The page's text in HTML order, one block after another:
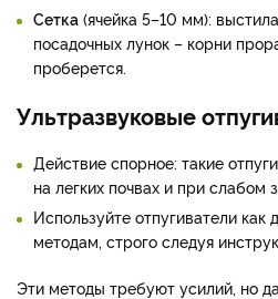
Сетка (ячейка 5–10 мм):
посадочных лунок – корни
проберется.
Ультразвуковые
Действие спорное: такие
на легких почвах и при слабом
Используйте отпугиватели как
методам, строго следуя
Эти методы требуют усилий, но